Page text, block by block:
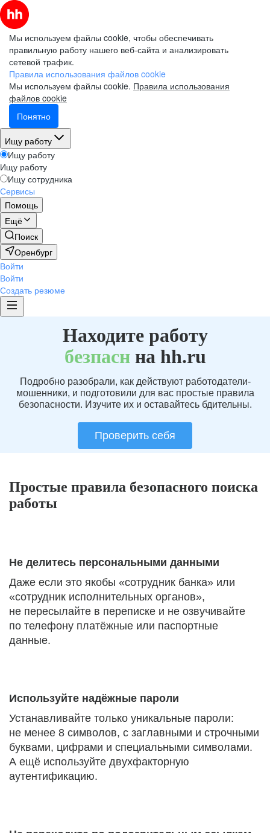
Мы используем файлы cookie, чтобы обеспечивать
правильную работу нашего веб-сайта и анализировать
сетевой трафик.
Правила использования файлов cookie
Мы используем файлы cookie. Правила использования
файлов cookie
Понятно
Ищу работу
Ищу работу
Ищу работу
Ищу сотрудника
Сервисы
Помощь
Ещё
Поиск
Оренбург
Войти
Войти
Создать резюме
Находите работу
безпаснна hh.ru
Подробно разобрали, как действуют работодатели-
мошенники, и подготовили для вас простые правила
безопасности. Изучите их и оставайтесь бдительны.
Проверить себя
Простые правила безопасного поиска
работы
Не делитесь персональными данными
Даже если это якобы «сотрудник банка» или
«сотрудник исполнительных органов»,
не пересылайте в переписке и не озвучивайте
по телефону платёжные или паспортные
данные.
Используйте надёжные пароли
Устанавливайте только уникальные пароли:
не менее 8 символов, с заглавными и строчными
буквами, цифрами и специальными символами.
А ещё используйте двухфакторную
аутентификацию.